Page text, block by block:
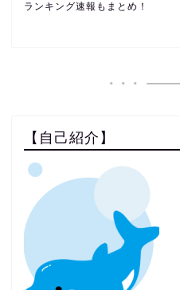
ランキング速報もまとめ！
【自己紹介】